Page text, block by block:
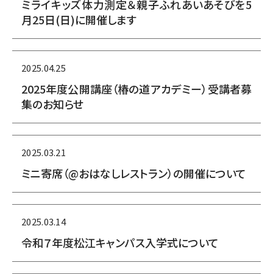
ミライキッズ体力測定＆親子ふれあいあそびを5
月25日(日)に開催します
2025.04.25
2025年度公開講座（椿の道アカデミー）受講者募
集のお知らせ
2025.03.21
ミニ寄席（@おはなしレストラン）の開催について
2025.03.14
令和７年度松江キャンパス入学式について